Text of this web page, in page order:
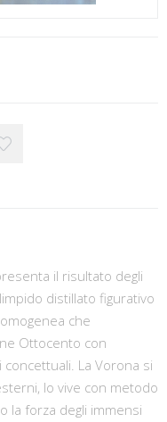
il risultato degli
distillato figurativo
che
Ottocento con
La Vorona si
lo vive con metodo
la forza degli immensi